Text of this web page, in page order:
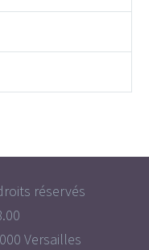
réservés
Versailles